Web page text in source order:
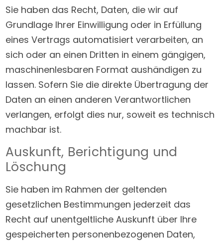
Sie haben das Recht, Daten, die wir auf
Grundlage Ihrer Einwilligung oder in Erfüllung
eines Vertrags automatisiert verarbeiten, an
sich oder an einen Dritten in einem gängigen,
maschinenlesbaren Format aushändigen zu
lassen. Sofern Sie die direkte Übertragung der
Daten an einen anderen Verantwortlichen
verlangen, erfolgt dies nur, soweit es technisch
machbar ist.
Auskunft, Berichtigung und
Löschung
Sie haben im Rahmen der geltenden
gesetzlichen Bestimmungen jederzeit das
Recht auf unentgeltliche Auskunft über Ihre
gespeicherten personenbezogenen Daten,